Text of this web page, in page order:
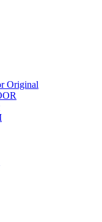
Original